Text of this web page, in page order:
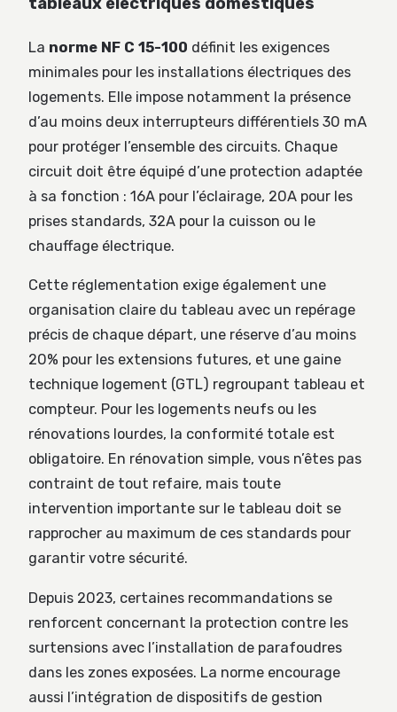
La norme NF C 15-100 définit les exigences
minimales pour les installations électriques des
logements. Elle impose notamment la présence
d’au moins deux interrupteurs différentiels 30 mA
pour protéger l’ensemble des circuits. Chaque
circuit doit être équipé d’une protection adaptée
à sa fonction : 16A pour l’éclairage, 20A pour les
prises standards, 32A pour la cuisson ou le
chauffage électrique.
Cette réglementation exige également une
organisation claire du tableau avec un repérage
précis de chaque départ, une réserve d’au moins
20% pour les extensions futures, et une gaine
technique logement (GTL) regroupant tableau et
compteur. Pour les logements neufs ou les
rénovations lourdes, la conformité totale est
obligatoire. En rénovation simple, vous n’êtes pas
contraint de tout refaire, mais toute
intervention importante sur le tableau doit se
rapprocher au maximum de ces standards pour
garantir votre sécurité.
Depuis 2023, certaines recommandations se
renforcent concernant la protection contre les
surtensions avec l’installation de parafoudres
dans les zones exposées. La norme encourage
aussi l’intégration de dispositifs de gestion